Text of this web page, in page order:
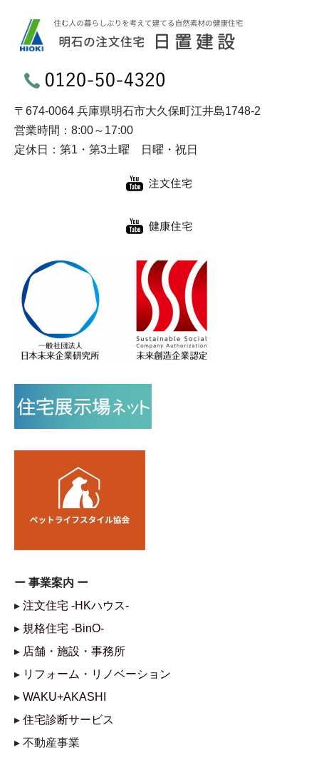
〒674-0064 兵庫県明石市大久保町江井島1748-2
営業時間：8:00～17:00
定休日：第1・第3土曜 日曜・祝日
ー 事業案内 ー
▸ 注文住宅 -HKハウス-
▸ 規格住宅 -BinO-
▸ 店舗・施設・事務所
▸ リフォーム・リノベーション
▸ WAKU+AKASHI
▸ 住宅診断サービス
▸ 不動産事業